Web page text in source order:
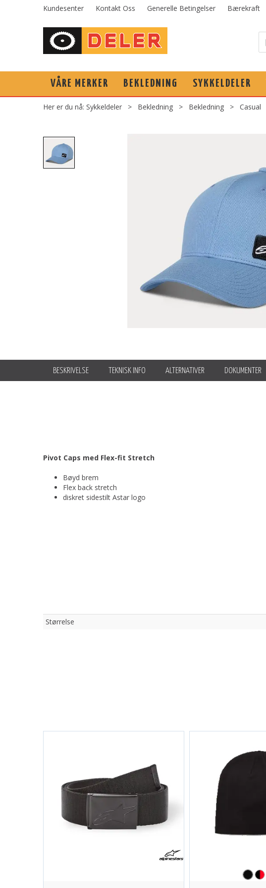
Kundesenter Kontakt Oss Generelle Betingelser Bærekraft
VÅRE MERKER BEKLEDNING SYKKELDELER
Her er du nå: Sykkeldeler > Bekledning > Bekledning > Casual
BESKRIVELSE TEKNISK INFO ALTERNATIVER DOKUMENTER
Pivot Caps med Flex-fit Stretch
Bøyd brem
Flex back stretch
diskret sidestilt Astar logo
Størrelse